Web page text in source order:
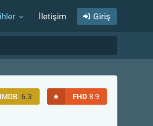
İletişim Giriş
IMDB 6.3 ★ FHD 8.9